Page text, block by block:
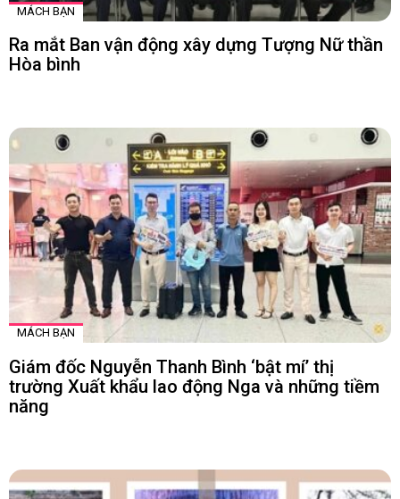
MÁCH BẠN
Ra mắt Ban vận động xây dựng Tượng Nữ thần
Hòa bình
MÁCH BẠN
Giám đốc Nguyễn Thanh Bình ‘bật mí’ thị
trường Xuất khẩu lao động Nga và những tiềm
năng